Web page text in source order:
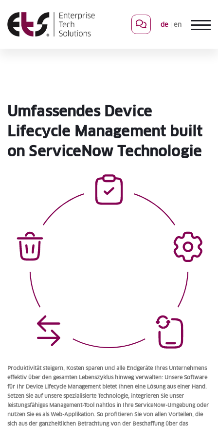
de en
Umfassendes Device
Lifecycle Management built
on ServiceNow Technologie
Produktivität steigern, Kosten sparen und alle Endgeräte Ihres Unternehmens
effektiv über den gesamten Lebenszyklus hinweg verwalten: Unsere Software
für Ihr Device Lifecycle Management bietet Ihnen eine Lösung aus einer Hand.
Setzen Sie auf unsere spezialisierte Technologie, integrieren Sie unser
leistungsfähiges Management-Tool nahtlos in Ihre ServiceNow-Umgebung oder
nutzen Sie es als Web-Applikation. So profitieren Sie von allen Vorteilen, die
sich aus der ganzheitlichen Betrachtung von der Beschaffung über das